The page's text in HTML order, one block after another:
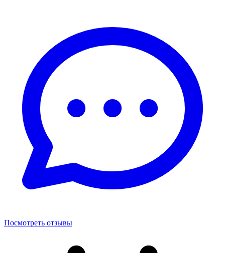
Посмотреть отзывы